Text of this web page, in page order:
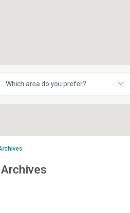
Which area do you prefer?